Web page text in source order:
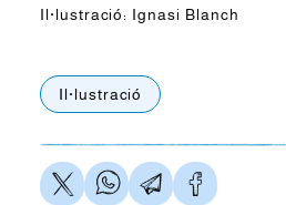
Il·lustració: Ignasi Blanch
Il·lustració